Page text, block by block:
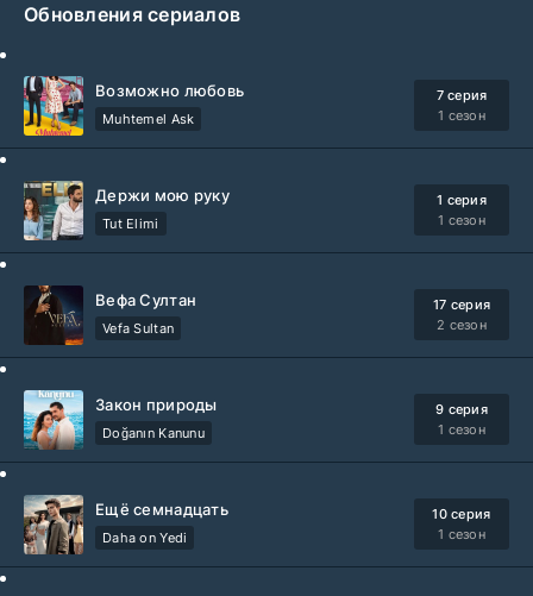
Обновления сериалов
Возможно любовь
Muhtemel Ask
7 серия
1 сезон
Держи мою руку
Tut Elimi
1 серия
1 сезон
Вефа Султан
Vefa Sultan
17 серия
2 сезон
Закон природы
Doğanın Kanunu
9 серия
1 сезон
Ещё семнадцать
Daha on Yedi
10 серия
1 сезон